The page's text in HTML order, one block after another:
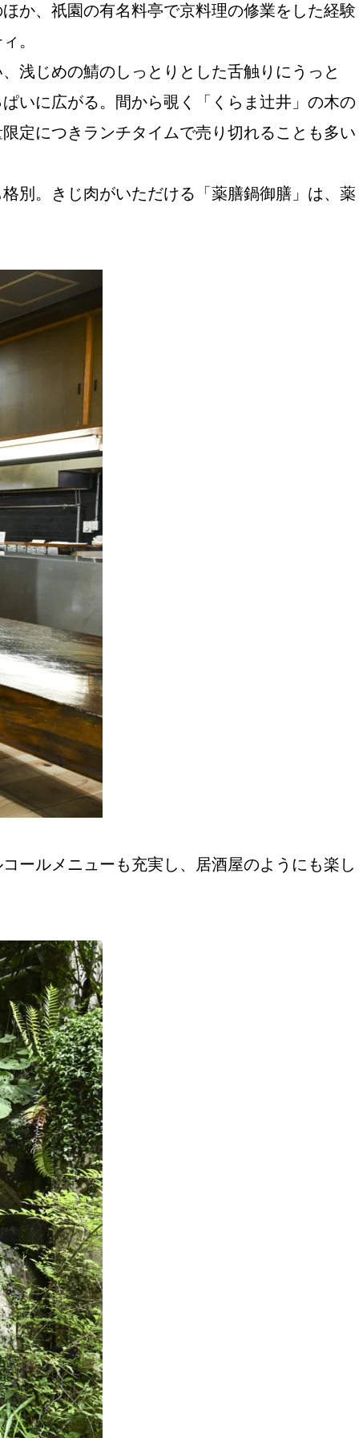
か、祇園の有名料亭で京料理の修業をした経験
。
浅じめの鯖のしっとりとした舌触りにうっと
いに広がる。間から覗く「くらま辻井」の木の
定につきランチタイムで売り切れることも多い
別。きじ肉がいただける「薬膳鍋御膳」は、薬
ールメニューも充実し、居酒屋のようにも楽し